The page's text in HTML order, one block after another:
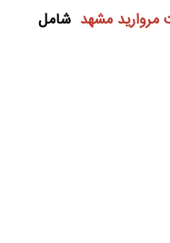
مشهد شامل